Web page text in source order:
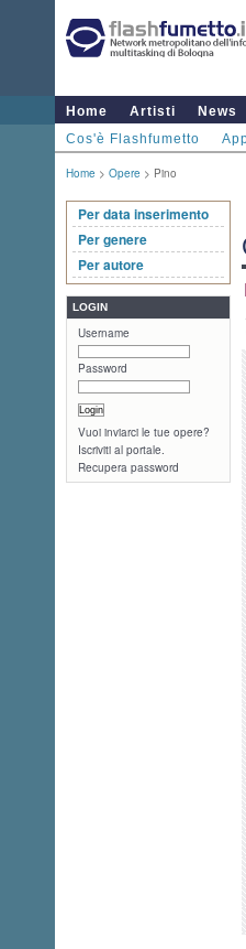
Home Artisti News
Cos'è Flashfumetto
Home > Opere > Pino
Per data inserimento
Per genere
Per autore
LOGIN
Username
Password
Vuoi inviarci le tue opere?
Iscriviti al portale.
Recupera password